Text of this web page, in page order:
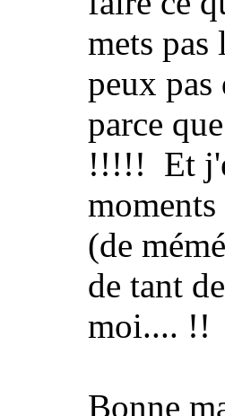
mets pas
peux
parce
!!!!! Et
(de
de tant
moi.... !!
Bonne